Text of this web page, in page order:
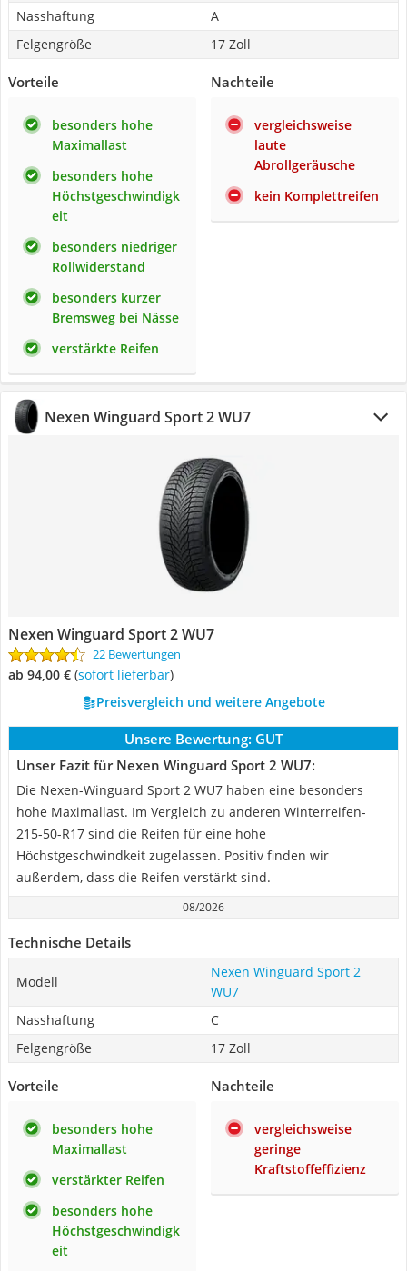
Nasshaftung
A
Felgengröße
17 Zoll
Vorteile
besonders hohe
Maximallast
besonders hohe
Höchstgeschwindigk
eit
besonders niedriger
Rollwiderstand
besonders kurzer
Bremsweg bei Nässe
verstärkte Reifen
Nachteile
vergleichsweise
laute
Abrollgeräusche
kein Komplettreifen
Nexen Winguard Sport 2 WU7
Nexen Winguard Sport 2 WU7
22 Bewertungen
ab 94,00 € ( Sofort lieferbar)
Preisvergleich und weitere Angebote
Unsere Bewertung: GUT
Unser Fazit für Nexen Winguard Sport 2 WU7:
Die Nexen-Winguard Sport 2 WU7 haben eine besonders
hohe Maximallast. Im Vergleich zu anderen Winterreifen-
215-50-R17 sind die Reifen für eine hohe
Höchstgeschwindkeit zugelassen. Positiv finden wir
außerdem, dass die Reifen verstärkt sind.
08/2026
Technische Details
Modell
Nexen Winguard Sport 2
WU7
Nasshaftung
C
Felgengröße
17 Zoll
Vorteile
besonders hohe
Maximallast
verstärkter Reifen
besonders hohe
Höchstgeschwindigk
eit
Nachteile
vergleichsweise
geringe
Kraftstoffeffizienz